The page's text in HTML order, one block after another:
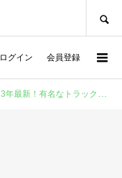
ログイン 会員登録
！有名なトラックメイカー厳選１０選